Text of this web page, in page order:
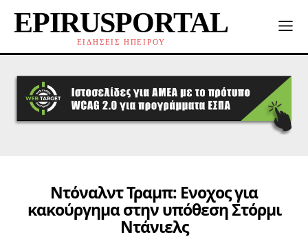
EPIRUSPORTAL
ΕΙΔΗΣΕΙΣ ΗΠΕΙΡΟΥ
Ντόναλντ Τραμπ: Ενοχος για
κακούργημα στην υπόθεση Στόρμι
Ντάνιελς